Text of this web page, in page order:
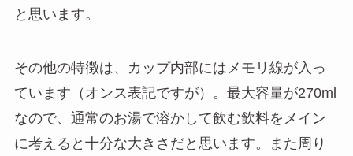
と思います。
その他の特徴は、カップ内部にはメモリ線が入っ
ています（オンス表記ですが）。最大容量が270ml
なので、通常のお湯で溶かして飲む飲料をメイン
に考えると十分な大きさだと思います。また周り